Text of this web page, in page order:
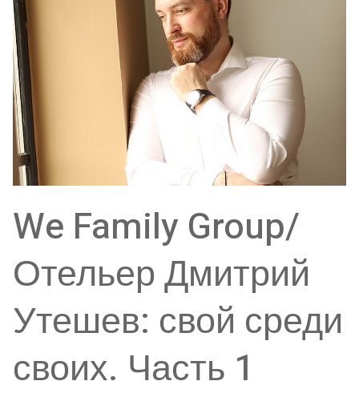
We Family Group/
Отельер Дмитрий
Утешев: свой среди
своих. Часть 1